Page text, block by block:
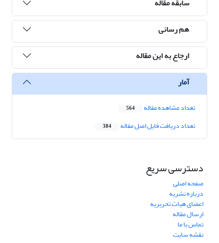
هم رسانی
ارجاع به این مقاله
آمار
تعداد مشاهده مقاله 564
تعداد دریافت فایل اصل مقاله 384
دسترسی سریع
صفحه اصلی
درباره نشریه
اعضای هیات تحریریه
ارسال مقاله
تماس با ما
نقشه سایت